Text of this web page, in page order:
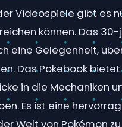
Videospiele gibt es
können. Das
eine Gelegenheit,
Das Pokebook
in die Mechaniken
Es ist eine
Welt von Pokémon